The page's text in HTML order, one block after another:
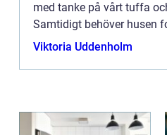
med tanke på vårt tuffa
Samtidigt behöver husen
Viktoria Uddenholm